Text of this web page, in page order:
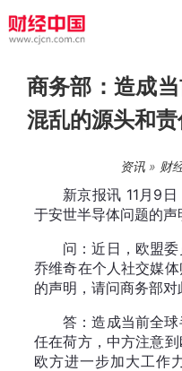
商务部：造成
混乱的源头和
资讯 » 财
新京报讯 11月9
于安世半导体问题的声
问：近日，欧盟
乔维奇在个人社交媒
的声明，请问商务部对
答：造成当前全
任在荷方，中方注意
欧方进一步加大工作